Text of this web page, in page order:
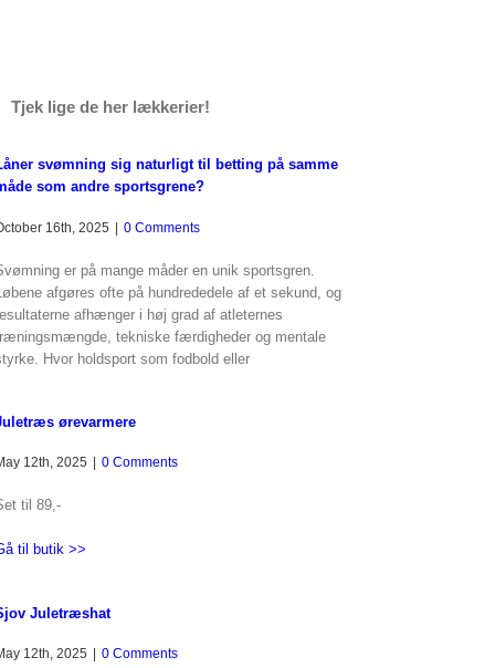
Tjek lige de her lækkerier!
svømning sig naturligt til betting på samme
som andre sportsgrene?
16th, 2025 | 0 Comments
er på mange måder en unik sportsgren.
afgøres ofte på hundrededele af et sekund, og
afhænger i høj grad af atleternes
tekniske færdigheder og mentale
Hvor holdsport som fodbold eller
ørevarmere
12th, 2025 0 Comments
til 89,-
til butik >>
Juletræshat
12th, 2025 | 0 Comments